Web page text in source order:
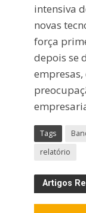
intensiva
novas
força
depois se
Tags
relatório
Artigos